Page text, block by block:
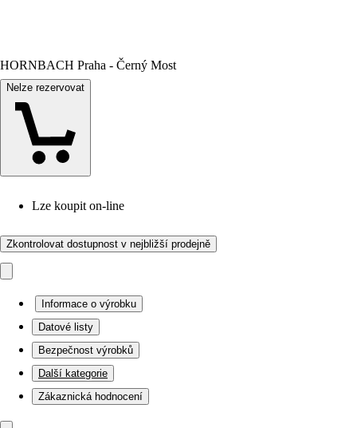
HORNBACH Praha - Černý Most
Nelze rezervovat
Lze koupit on-line
Zkontrolovat dostupnost v nejbližší prodejně
Informace o výrobku
Datové listy
Bezpečnost výrobků
Další kategorie
Zákaznická hodnocení